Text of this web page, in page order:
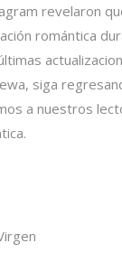
revelaron
romántica
siga
a nuestros